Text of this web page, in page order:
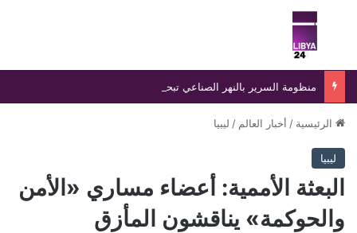
بحث عن
الرئيسية / أخبار العالم / ليبيا
ليبيا
البعثة الأممية: أعضاء مساري «الأمن
والحوكمة» يناقشون المأزق